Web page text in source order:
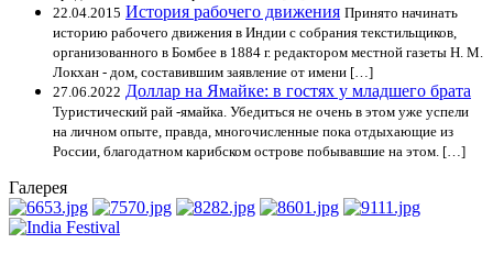
22.04.2015 История рабочего движения Принято начинать
историю рабочего движения в Индии с собрания текстильщиков,
организованного в Бомбее в 1884 г. редактором местной газеты Н. М.
Локхан - дом, составившим заявление от имени […]
27.06.2022 Доллар на Ямайке: в гостях у младшего брата
Туристический рай -ямайка. Убедиться не очень в этом уже успели
на личном опыте, правда, многочисленные пока отдыхающие из
России, благодатном карибском острове побывавшие на этом. […]
Галерея